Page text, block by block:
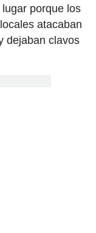
porque los
atacaban
dejaban clavos